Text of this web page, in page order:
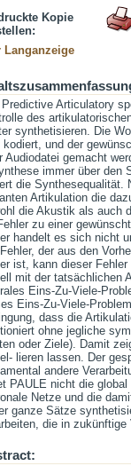
Kopie
Langanzeige
Predictive Articulatory
des
synthetisieren. Die
kodiert, und der
Audiodatei gemacht
immer über den
die Synthesequalität.
Artikulation die
die Akustik als auch
zu einer
handelt es sich nicht
der aus den
ist, kann dieser
mit der tatsächlichen
Eins-Zu-Viele-
Eins-Zu-Viele-
dass die
ohne jegliche
oder Ziele). Damit
lieren lassen. Der
andere
PAULE nicht die
Netze und die
ganze Sätze
die in